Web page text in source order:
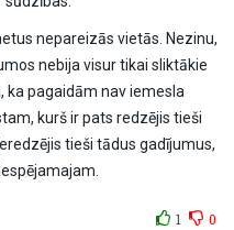
nepareizās vietās. Nezinu,
nebija visur tikai sliktākie
ka pagaidām nav iemesla
kurš ir pats redzējis tieši
tieši tādus gadījumus,
1 0